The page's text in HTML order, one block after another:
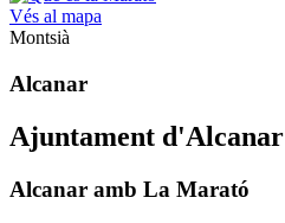
Vés al mapa
Montsià
Alcanar
Ajuntament d'Alcanar
Alcanar amb La Marató